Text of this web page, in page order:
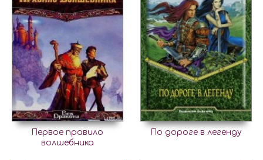
Первое правило
волшебника
По дороге в легенду